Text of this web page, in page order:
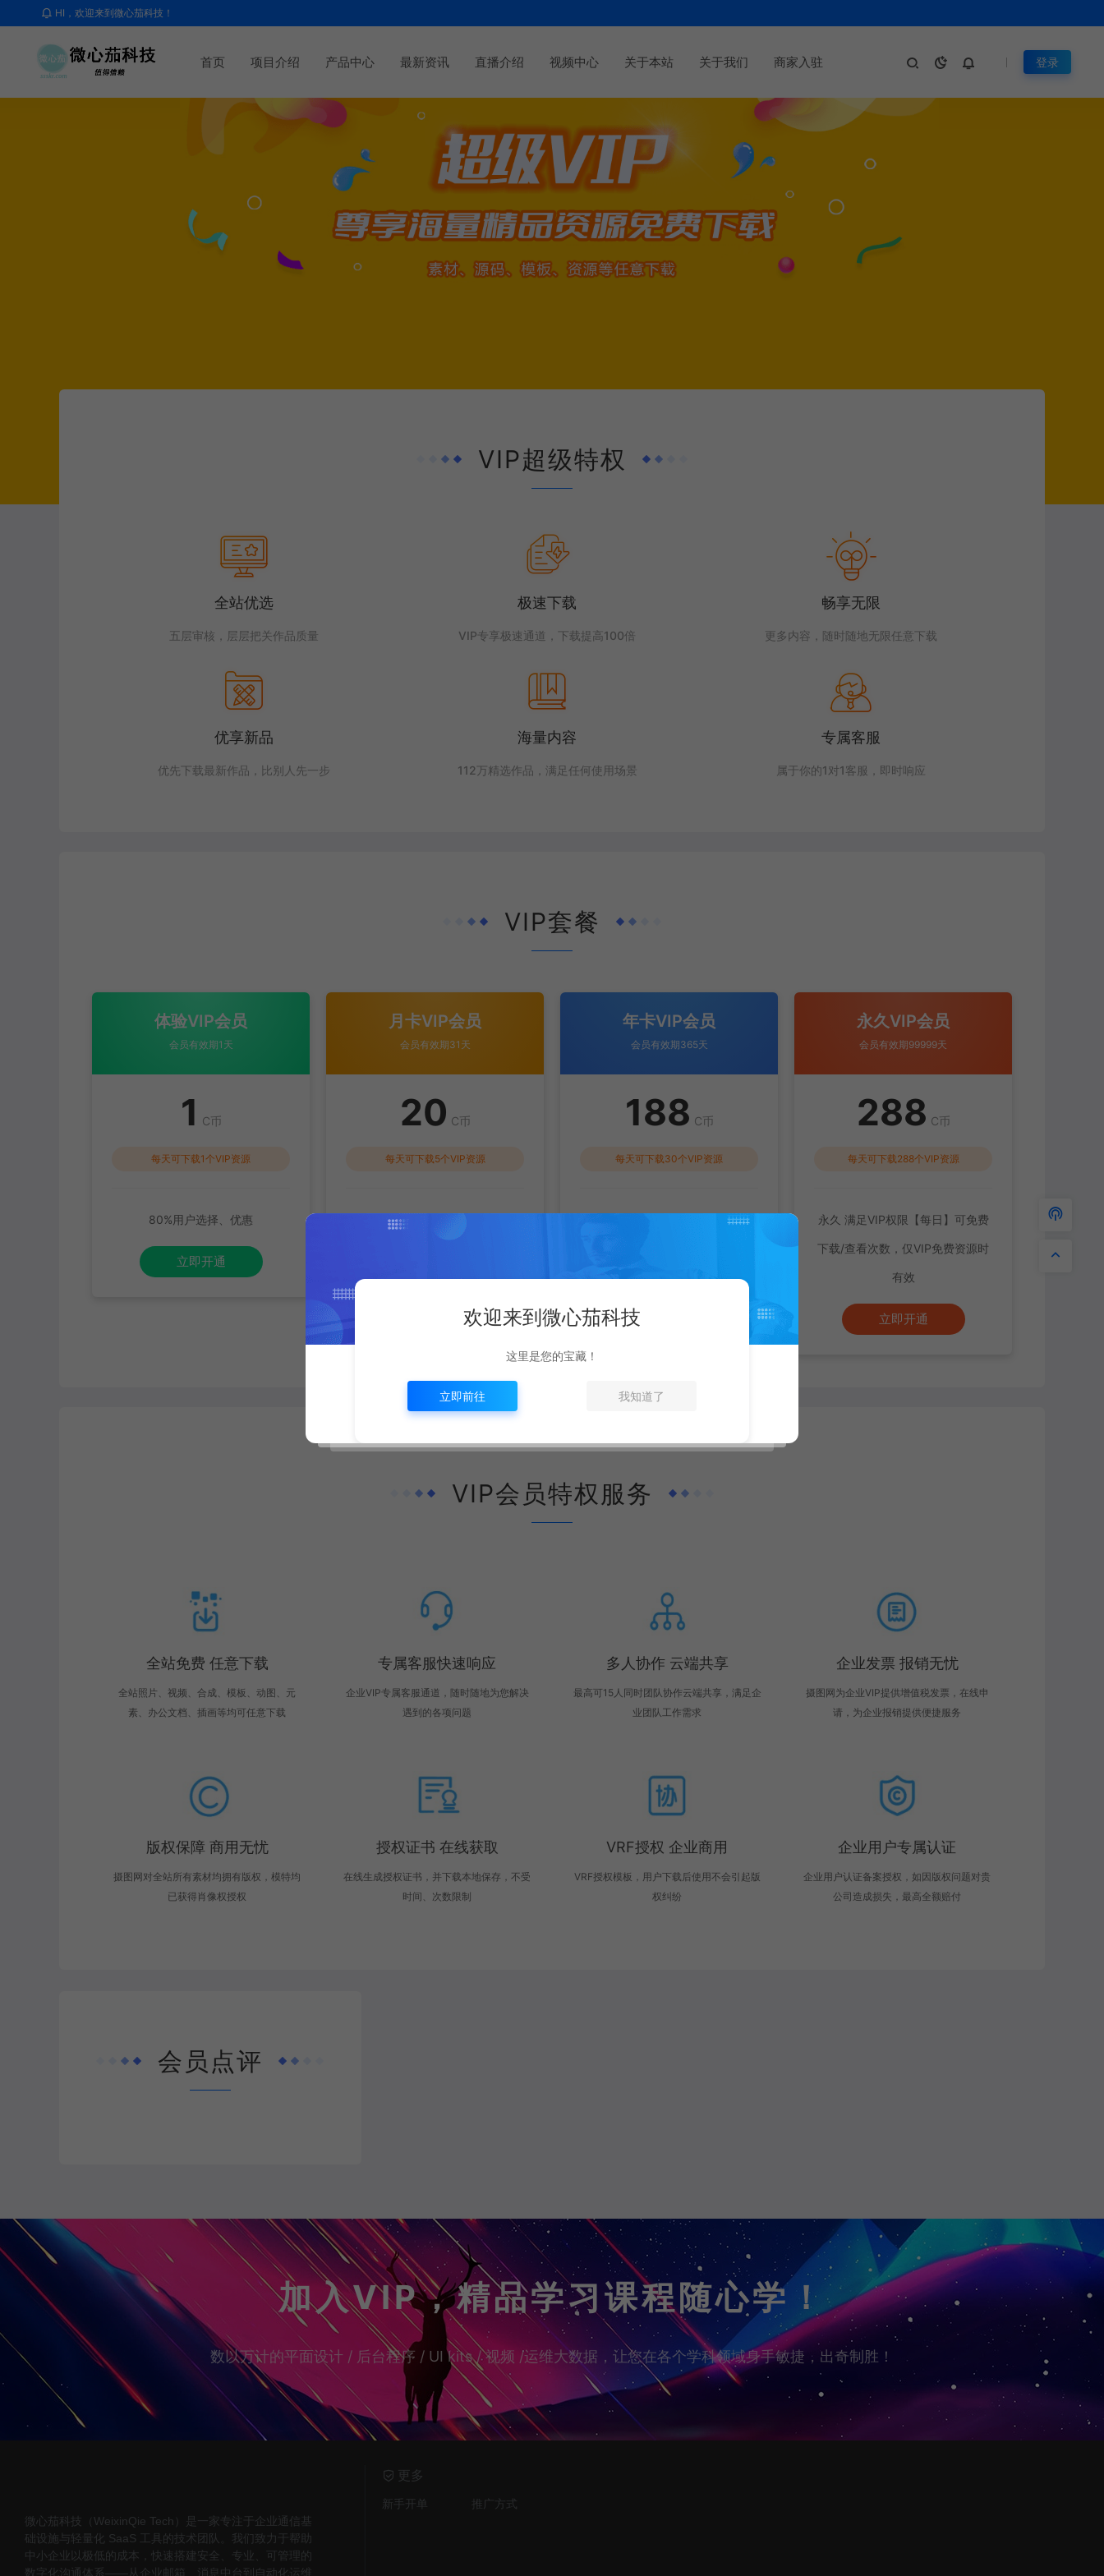
HI，欢迎来到微心茄科技！
首页 项目介绍 产品中心 最新资讯 直播介绍 视频中心 关于本站 关于我们 商家入驻 登录
VIP超级特权
全站优选
五层审核，层层把关作品质量
极速下载
VIP专享极速通道，下载提高100倍
畅享无限
更多内容，随时随地无限任意下载
优享新品
优先下载最新作品，比别人先一步
海量内容
112万精选作品，满足任何使用场景
专属客服
属于你的1对1客服，即时响应
VIP套餐
体验VIP会员
会员有效期1天
1 C币
每天可下载1个VIP资源
80%用户选择、优惠
立即开通
月卡VIP会员
会员有效期31天
20 C币
每天可下载5个VIP资源
满足VIP权限【每日】可免费下载/
年卡VIP会员
会员有效期365天
188 C币
每天可下载30个VIP资源
满足VIP权限【30】可免费下载/查
永久VIP会员
会员有效期99999天
288 C币
每天可下载288个VIP资源
永久 满足VIP权限【每日】可免费
下载/查看次数，仅VIP免费资源时
有效
立即开通
VIP会员特权服务
全站免费 任意下载
全站照片、视频、合成、模板、动图、元
素、办公文档、插画等均可任意下载
专属客服快速响应
企业VIP专属客服通道，随时随地为您解决
遇到的各项问题
多人协作 云端共享
最高可15人同时团队协作云端共享，满足企
业团队工作需求
企业发票 报销无忧
摄图网为企业VIP提供增值税发票，在线申
请，为企业报销提供便捷服务
版权保障 商用无忧
摄图网对全站所有素材均拥有版权，模特均
已获得肖像权授权
授权证书 在线获取
在线生成授权证书，并下载本地保存，不受
时间、次数限制
VRF授权 企业商用
VRF授权模板，用户下载后使用不会引起版
权纠纷
企业用户专属认证
企业用户认证备案授权，如因版权问题对贵
公司造成损失，最高全额赔付
会员点评
加入VIP，精品学习课程随心学！
数以万计的平面设计 / 后台程序 / UI kits / 视频 /运维大数据，让您在各个学科领域身手敏捷，出奇制胜！
微心茄科技（WeixinQie Tech）是一家专注于企业通信基
础设施与轻量化 SaaS 工具的技术团队。我们致力于帮助
中小企业以极低的成本，快速搭建安全、专业、可管理的
数字化沟通体系——从企业邮箱、消息中台到自动化运维
更多
新手开单 推广方式
欢迎来到微心茄科技
这里是您的宝藏！
立即前往 我知道了